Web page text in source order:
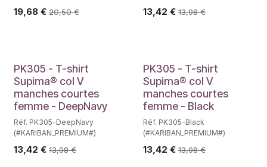
19,68 € 20,50€ 13,42 € 13,98€
PK305 - T-shirt
Supima® col V
manches courtes
femme - DeepNavy
Réf. PK305-DeepNavy
(#KARIBAN_PREMIUM#)
13,42 € 13,98€
PK305 - T-shirt
Supima® col V
manches courtes
femme - Black
Réf. PK305-Black
(#KARIBAN_PREMIUM#)
13,42 € 13,98€